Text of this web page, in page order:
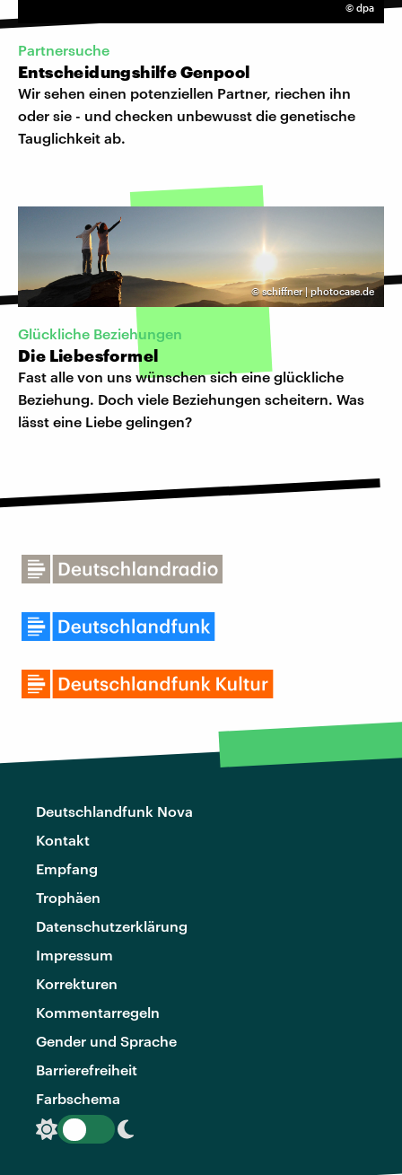
© dpa
Partnersuche
Entscheidungshilfe Genpool
Wir sehen einen potenziellen Partner, riechen ihn
oder sie - und checken unbewusst die genetische
Tauglichkeit ab.
© schiffner | photocase.de
Glückliche Beziehungen
Die Liebesformel
Fast alle von uns wünschen sich eine glückliche
Beziehung. Doch viele Beziehungen scheitern. Was
lässt eine Liebe gelingen?
Deutschlandfunk Nova
Kontakt
Empfang
Trophäen
Datenschutzerklärung
Impressum
Korrekturen
Kommentarregeln
Gender und Sprache
Barrierefreiheit
Farbschema